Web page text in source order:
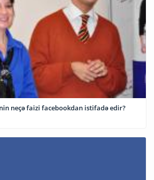
neçə faizi facebookdan istifadə edir?